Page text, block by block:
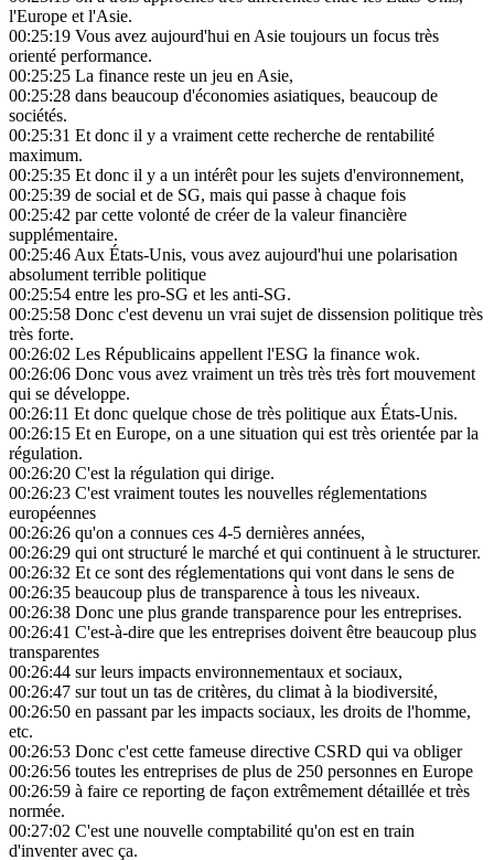
l'Europe et l'Asie.
00:25:19 Vous avez aujourd'hui en Asie toujours un focus très
orienté performance.
00:25:25 La finance reste un jeu en Asie,
00:25:28 dans beaucoup d'économies asiatiques, beaucoup de
sociétés.
00:25:31 Et donc il y a vraiment cette recherche de rentabilité
maximum.
00:25:35 Et donc il y a un intérêt pour les sujets d'environnement,
00:25:39 de social et de SG, mais qui passe à chaque fois
00:25:42 par cette volonté de créer de la valeur financière
supplémentaire.
00:25:46Aux États-Unis, vous avez aujourd'hui une polarisation
absolument terrible politique
00:25:54 entre les pro-SG et les anti-SG.
00:25:58 Donc c'est devenu un vrai sujet de dissension politique très
très forte.
00:26:02 Les Républicains appellent l'ESG la finance wok.
00:26:06 Donc vous avez vraiment un très très très fort mouvement
qui se développe.
00:26:11 Et donc quelque chose de très politique aux États-Unis.
00:26:15 Et en Europe, on a une situation qui est très orientée par la
régulation.
00:26:20 C'est la régulation qui dirige.
00:26:23 C'est vraiment toutes les nouvelles réglementations
européennes
00:26:26 qu'on a connues ces 4-5 dernières années,
00:26:29 qui ont structuré le marché et qui continuent à le structurer.
00:26:32 Et ce sont des réglementations qui vont dans le sens de
00:26:35 beaucoup plus de transparence à tous les niveaux.
00:26:38 Donc une plus grande transparence pour les entreprises.
00:26:41 C'est-à-dire que les entreprises doivent être beaucoup plus
transparentes
00:26:44 sur leurs impacts environnementaux et sociaux,
00:26:47 sur tout un tas de critères, du climat à la biodiversité,
00:26:50 en passant par les impacts sociaux, les droits de l'homme,
etc.
00:26:53 Donc c'est cette fameuse directive CSRD qui va obliger
00:26:56 toutes les entreprises de plus de 250 personnes en Europe
00:26:59 à faire ce reporting de façon extrêmement détaillée et très
normée.
00:27:02 C'est une nouvelle comptabilité qu'on est en train
d'inventer avec ça.